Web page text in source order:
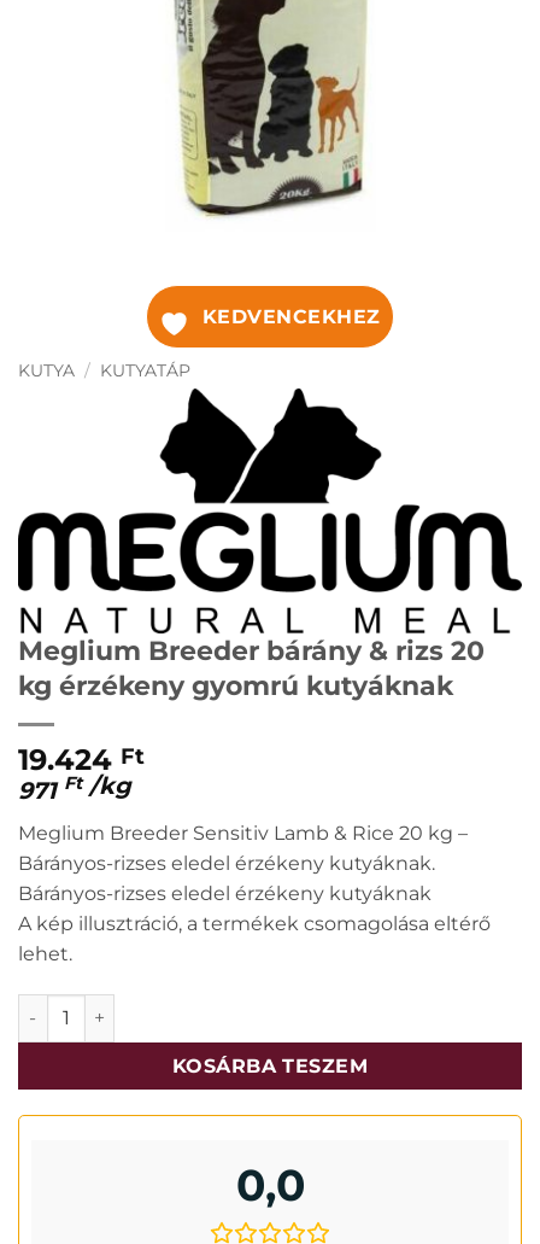
KEDVENCEKHEZ
KUTYA / KUTYATÁP
Meglium Breeder bárány & rizs 20
kg érzékeny gyomrú kutyáknak
19.424 Ft
971 Ft /kg
Meglium Breeder Sensitiv Lamb & Rice 20 kg –
Bárányos-rizses eledel érzékeny kutyáknak.
Bárányos-rizses eledel érzékeny kutyáknak
A kép illusztráció, a termékek csomagolása eltérő
lehet.
Meglium Breeder bárány & rizs 20 kg érzékeny gyomrú
KOSÁRBA TESZEM
0,0